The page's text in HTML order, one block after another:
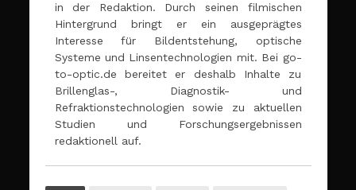
in der Redaktion. Durch seinen filmischen
Hintergrund bringt er ein ausgeprägtes
Interesse für Bildentstehung, optische
Systeme und Linsentechnologien mit. Bei go-
to-optic.de bereitet er deshalb Inhalte zu
Brillenglas-, Diagnostik- und
Refraktionstechnologien sowie zu aktuellen
Studien und Forschungsergebnissen
redaktionell auf.